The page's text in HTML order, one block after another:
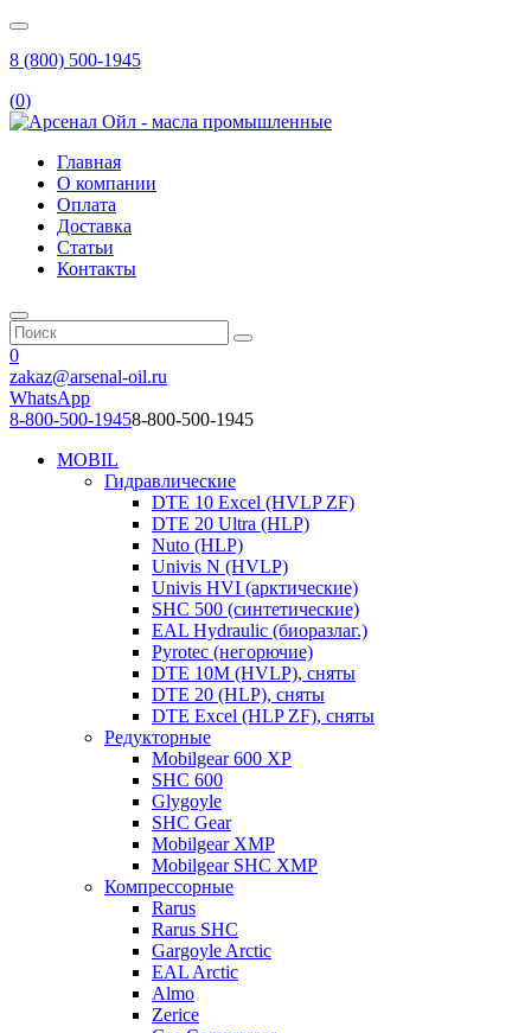
8 (800) 500-1945
(0)
Главная
О компании
Оплата
Доставка
Статьи
Контакты
0
zakaz@arsenal-oil.ru
WhatsApp
8-800-500-19458-800-500-1945
MOBIL
Гидравлические
DTE 10 Excel (HVLP ZF)
DTE 20 Ultra (HLP)
Nuto (HLP)
Univis N (HVLP)
Univis HVI (арктические)
SHC 500 (синтетические)
EAL Hydraulic (биоразлаг.)
Pyrotec (негорючие)
DTE 10M (HVLP), сняты
DTE 20 (HLP), сняты
DTE Excel (HLP ZF), сняты
Редукторные
Mobilgear 600 XP
SHC 600
Glygoyle
SHC Gear
Mobilgear XMP
Mobilgear SHC XMP
Компрессорные
Rarus
Rarus SHC
Gargoyle Arctic
EAL Arctic
Almo
Zerice